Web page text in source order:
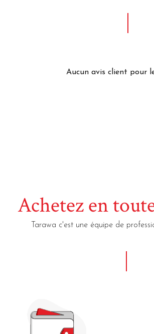
Aucun avis client pour
Achetez en
Tarawa c'est une équipe de